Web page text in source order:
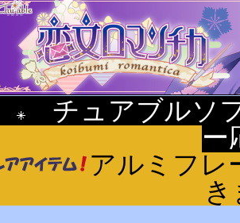
チュアブルソ
アルミフレ